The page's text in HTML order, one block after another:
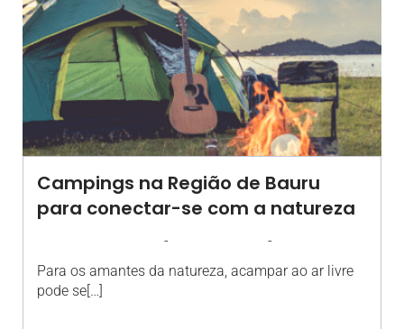
Campings na Região de Bauru
para conectar-se com a natureza
- -
Para os amantes da natureza, acampar ao ar livre
pode se[…]